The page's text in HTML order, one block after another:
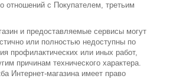
отношений с Покупателем, третьим
и предоставляемые сервисы могут
или полностью недоступны по
профилактических или иных работ,
причинам технического характера.
Интернет-магазина имеет право